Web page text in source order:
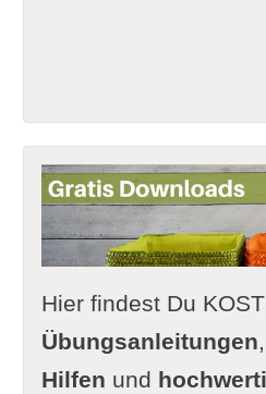
Hier findest Du
Übungsanleitungen,
Hilfen und